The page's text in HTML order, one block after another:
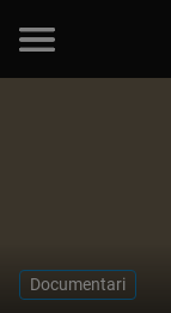
Documentari